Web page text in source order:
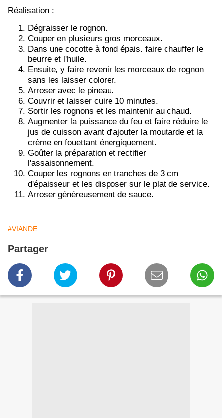
Réalisation :
Dégraisser le rognon.
Couper en plusieurs gros morceaux.
Dans une cocotte à fond épais, faire chauffer le
beurre et l'huile.
Ensuite, y faire revenir les morceaux de rognon
sans les laisser colorer.
Arroser avec le pineau.
Couvrir et laisser cuire 10 minutes.
Sortir les rognons et les maintenir au chaud.
Augmenter la puissance du feu et faire réduire le
jus de cuisson avant d’ajouter la moutarde et la
crème en fouettant énergiquement.
Goûter la préparation et rectifier
l'assaisonnement.
Couper les rognons en tranches de 3 cm
d'épaisseur et les disposer sur le plat de service.
Arroser généreusement de sauce.
#VIANDE
Partager